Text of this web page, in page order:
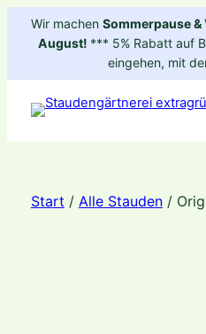
ZumWir machen Sommerpause
August! *** 5% Rabatt auf
eingehen, mit
Start / Alle Stauden/